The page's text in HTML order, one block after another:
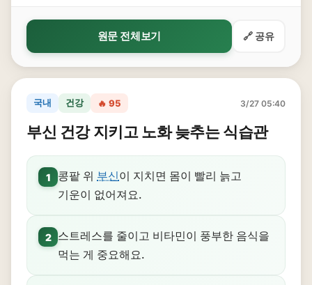
원문 전체보기 🔗 공유
국내 건강 🔥 95 3/27 05:40
부신 건강 지키고 노화 늦추는 식습관
1 콩팥 위 부신이 지치면 몸이 빨리 늙고
기운이 없어져요.
2
스트레스를 줄이고 비타민이 풍부한 음식을
먹는 게 중요해요.